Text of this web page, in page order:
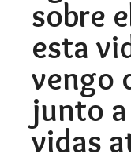
sobre
esta
vengo
junto
vidas